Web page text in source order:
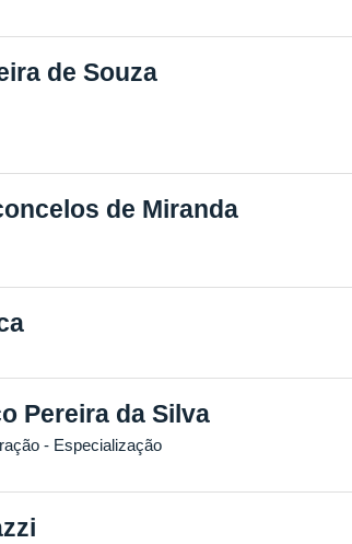
de Souza
de Miranda
Pereira da Silva
- Especialização